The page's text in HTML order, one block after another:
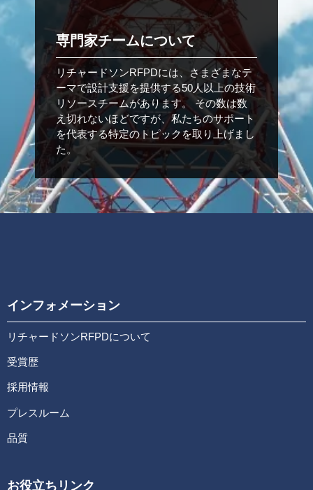
専門家チームについて
リチャードソンRFPDには、さまざまなテ
ーマで設計支援を提供する50人以上の技術
リソースチームがあります。 その数は数
え切れないほどですが、私たちのサポート
を代表する特定のトピックを取り上げまし
た。
インフォメーション
リチャードソンRFPDについて
受賞歴
採用情報
プレスルーム
品質
お役立ちリンク